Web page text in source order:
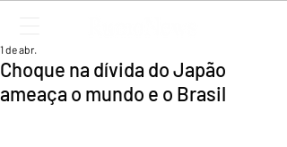
Choque na dívida do Japão
ameaça o mundo e o Brasil
1 de abr.